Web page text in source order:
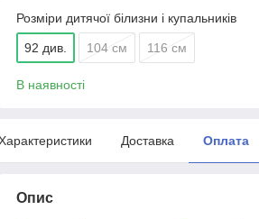
Розміри дитячої білизни і купальників
92 див. 104 см 116 см
В наявності
Доставка Оплата
Опис